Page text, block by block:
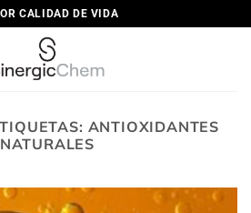
CALIDAD DE VIDA
ANTIOXIDANTES
NATURALES